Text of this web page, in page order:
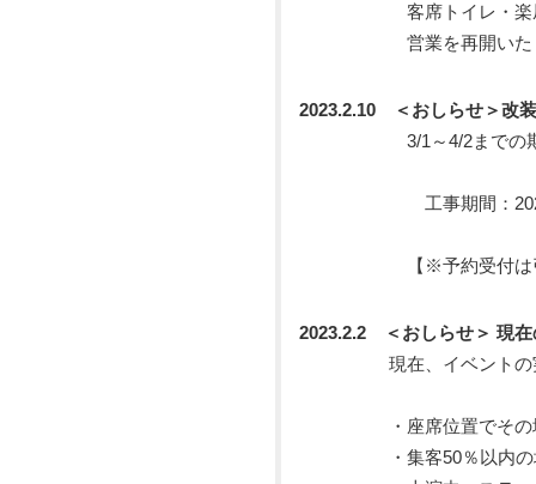
客席トイレ・楽屋・ス
営業を再開いたし
2023.2.10 ＜おしらせ＞改
3/1～4/2までの期間、改
工事期間：2023年3月
【※予約受付は引き続
2023.2.2 ＜おしらせ＞ 現在
現在、イベントの実施に
・座席位置でその場立
・集客50％以内の場合